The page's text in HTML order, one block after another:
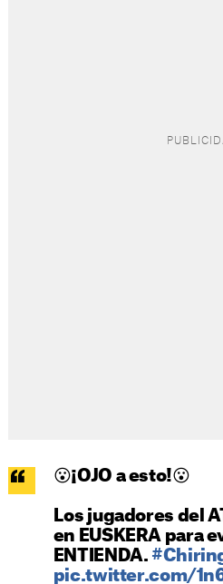
😮¡OJO a esto!😮
Los jugadores del
en EUSKERA para
ENTIENDA.
pic.twitter.com/